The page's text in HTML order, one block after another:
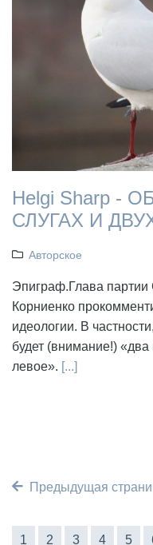
Helgi Sharp -
СЛУГАХ И
Авторское
Эпиграф.Глава партии
Корниенко
идеологии. В
будет (внимание!)
левое». [...]
Предыдущая
1 2 3 4 5